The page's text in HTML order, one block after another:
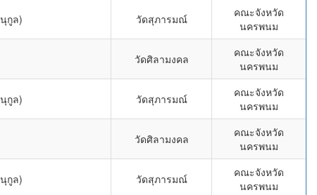
กูล) วัดสุภารมณ์
คณะจังหวัด
นครพนม
วัดศิลามงคล
คณะจังหวัด
นครพนม
กูล) วัดสุภารมณ์
คณะจังหวัด
นครพนม
วัดศิลามงคล
คณะจังหวัด
นครพนม
กูล) วัดสุภารมณ์
คณะจังหวัด
นครพนม